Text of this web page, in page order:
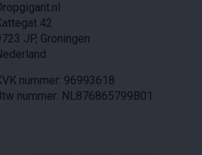
42
JP, Groningen
nummer: 96993618
nummer: NL876865799B01